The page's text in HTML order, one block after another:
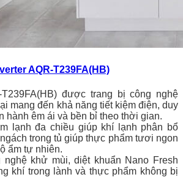
AQR-T239FA(HB)
được trang bị công nghệ
mang đến khả năng tiết kiệm điện, duy
hành êm ái và bền bỉ theo thời gian.
lạnh đa chiều giúp khí lạnh phân bổ
trong tủ giúp thực phẩm tươi ngon
ẩm tự nhiên.
nghệ khử mùi, diệt khuẩn Nano Fresh
khí trong lành và thực phẩm không bị